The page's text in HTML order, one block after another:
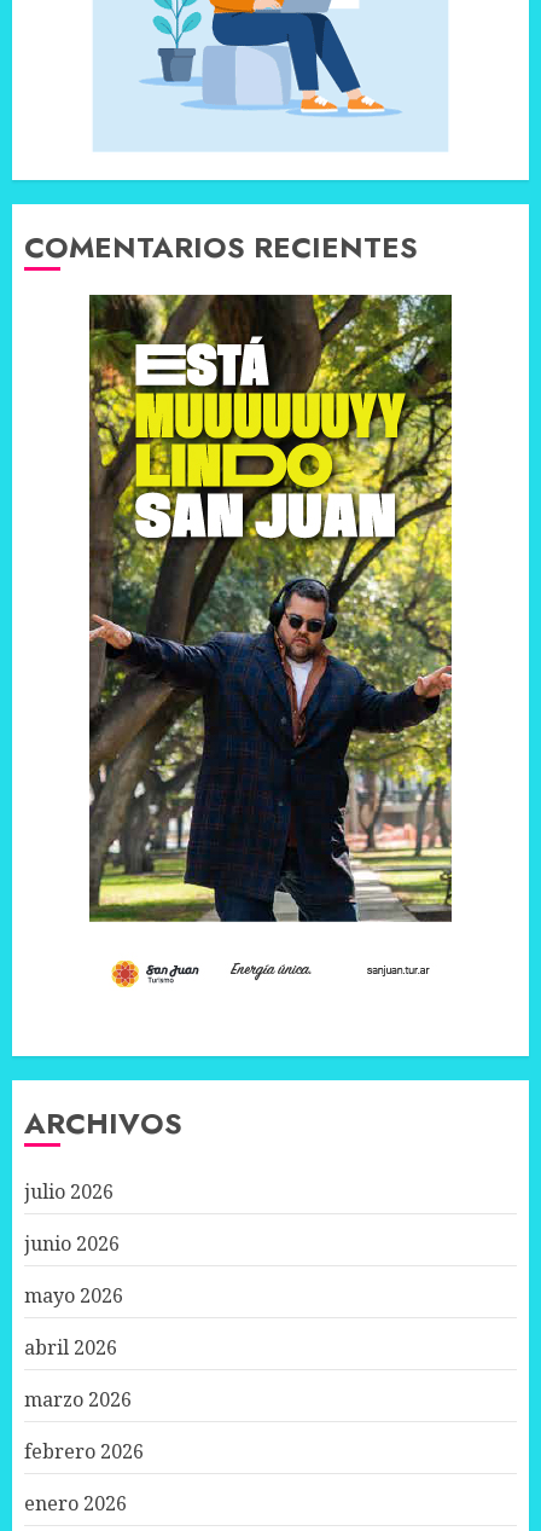
COMENTARIOS RECIENTES
ARCHIVOS
julio 2026
junio 2026
mayo 2026
abril 2026
marzo 2026
febrero 2026
enero 2026